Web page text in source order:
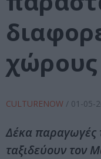
χώρους
CULTURENOW / 01-05-
Δέκα παραγωγές
ταξιδεύουν τον